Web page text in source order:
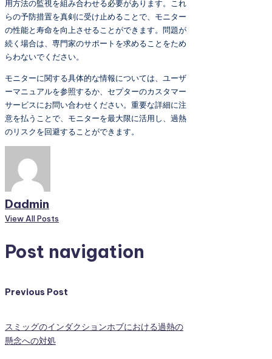
用方法の監視を組み合わせる必要があります。これ
らの予防措置を真剣に受け止めることで、モニター
の性能と寿命を向上させることができます。問題が
続く場合は、専門家のサポートを求めることをため
らわないでください。
モニターに関する具体的な情報については、ユーザ
ーマニュアルを参照するか、セプターのカスタマー
サービスにお問い合わせください。重要な詳細に注
意を払うことで、モニターを最大限に活用し、過熱
のリスクを回避することができます。
Dadmin
View All Posts
Post navigation
Previous Post
スミッグのインダクションホブにおける過熱の
懸念への対処